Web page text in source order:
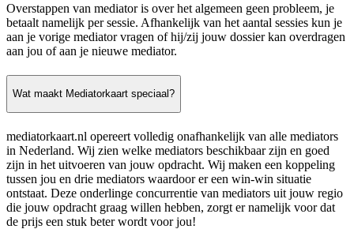
Overstappen van mediator is over het algemeen geen probleem, je
betaalt namelijk per sessie. Afhankelijk van het aantal sessies kun je
aan je vorige mediator vragen of hij/zij jouw dossier kan overdragen
aan jou of aan je nieuwe mediator.
Wat maakt Mediatorkaart speciaal?
mediatorkaart.nl opereert volledig onafhankelijk van alle mediators
in Nederland. Wij zien welke mediators beschikbaar zijn en goed
zijn in het uitvoeren van jouw opdracht. Wij maken een koppeling
tussen jou en drie mediators waardoor er een win-win situatie
ontstaat. Deze onderlinge concurrentie van mediators uit jouw regio
die jouw opdracht graag willen hebben, zorgt er namelijk voor dat
de prijs een stuk beter wordt voor jou!